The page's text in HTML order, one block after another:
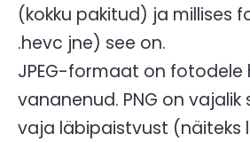
(kokku pakitud) ja millises
.hevc jne) see on.
JPEG-formaat on fotodele
vananenud. PNG on vajalik
vaja läbipaistvust (näiteks